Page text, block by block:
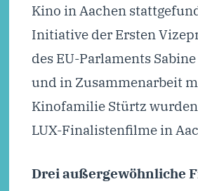
Kino in Aachen
Initiative der Ersten
des EU-Parlaments
und in Zusammenarbeit
Kinofamilie Stürtz
LUX-Finalistenfilme in
Drei außergewöhnliche